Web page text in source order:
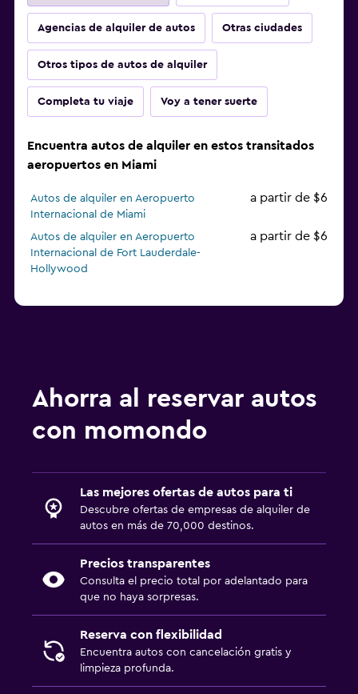
Agencias de alquiler de autos Otras ciudades
Otros tipos de autos de alquiler
Completa tu viaje Voy a tener suerte
Encuentra autos de alquiler en estos transitados
aeropuertos en Miami
Autos de alquiler en Aeropuerto
Internacional de Miami
a partir de $6
Autos de alquiler en Aeropuerto
Internacional de Fort Lauderdale-
Hollywood
a partir de $6
Ahorra al reservar autos
con momondo
Las mejores ofertas de autos para ti
Descubre ofertas de empresas de alquiler de
autos en más de 70,000 destinos.
Precios transparentes
Consulta el precio total por adelantado para
que no haya sorpresas.
Reserva con flexibilidad
Encuentra autos con cancelación gratis y
limpieza profunda.